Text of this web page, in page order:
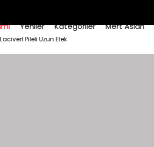
Yeniler Kategoriler Mert Aslan
Lacivert Pileli Uzun Etek